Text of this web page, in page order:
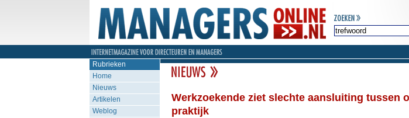
Rubrieken
Home
Nieuws
Artikelen
Weblog
Werkzoekende ziet slechte aansluiting tussen
praktijk